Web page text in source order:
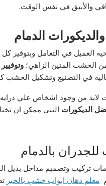
والأنيق في نفس الوقت.
الدمام
العميل في التعامل وبتوفير
من الخشب المتين الزاهي؛
في التصنيع وتشكيل
من وجود اشخاص علي
الديكورات التني ممكن ان
بالدمام
تركيب وتصميم مداخل بديل
معلم دهان ابواب خشب بالخبر